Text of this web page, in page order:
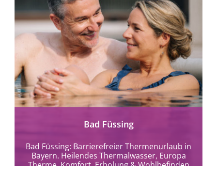
mehr erfahren
Bad Füssing
Bad Füssing: Barrierefreier Thermenurlaub in
Bayern. Heilendes Thermalwasser, Europa
Therme, Komfort, Erholung & Wohlbefinden